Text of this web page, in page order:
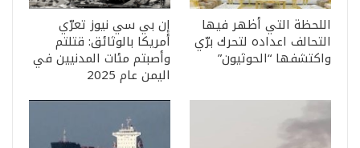
اللحظة التي أظهر فيها
التحالف اعداده لتحرك برّي
واكتشفها “الحوثيون”
إن بي سي نيوز تعرّي
أمريكا بالوثائق: قتلتم
وأصبتم مئات المدنيين في
اليمن عام 2025